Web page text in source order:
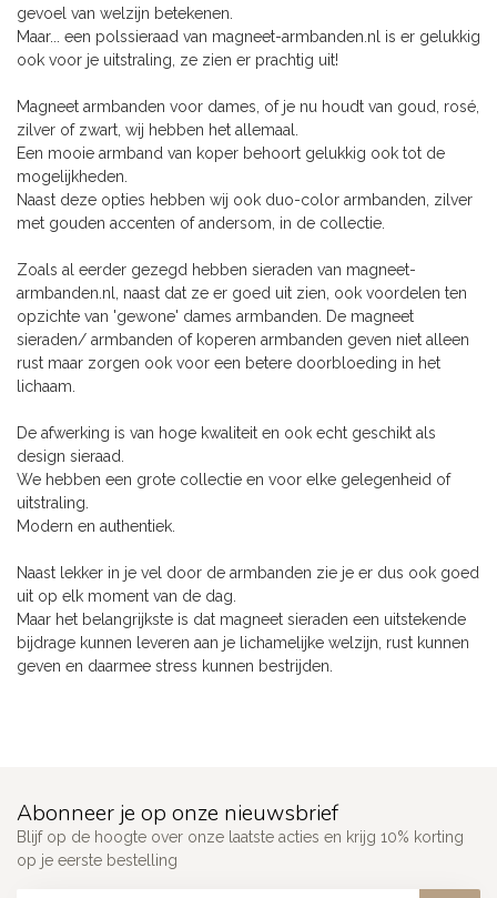
gevoel van welzijn betekenen.
Maar... een polssieraad van magneet-armbanden.nl is er gelukkig
ook voor je uitstraling, ze zien er prachtig uit!
Magneet armbanden voor dames, of je nu houdt van goud, rosé,
zilver of zwart, wij hebben het allemaal.
Een mooie armband van koper behoort gelukkig ook tot de
mogelijkheden.
Naast deze opties hebben wij ook duo-color armbanden, zilver
met gouden accenten of andersom, in de collectie.
Zoals al eerder gezegd hebben sieraden van magneet-
armbanden.nl, naast dat ze er goed uit zien, ook voordelen ten
opzichte van 'gewone' dames armbanden. De magneet
sieraden/ armbanden of koperen armbanden geven niet alleen
rust maar zorgen ook voor een betere doorbloeding in het
lichaam.
De afwerking is van hoge kwaliteit en ook echt geschikt als
design sieraad.
We hebben een grote collectie en voor elke gelegenheid of
uitstraling.
Modern en authentiek.
Naast lekker in je vel door de armbanden zie je er dus ook goed
uit op elk moment van de dag.
Maar het belangrijkste is dat magneet sieraden een uitstekende
bijdrage kunnen leveren aan je lichamelijke welzijn, rust kunnen
geven en daarmee stress kunnen bestrijden.
Abonneer je op onze nieuwsbrief
Blijf op de hoogte over onze laatste acties en krijg 10% korting
op je eerste bestelling